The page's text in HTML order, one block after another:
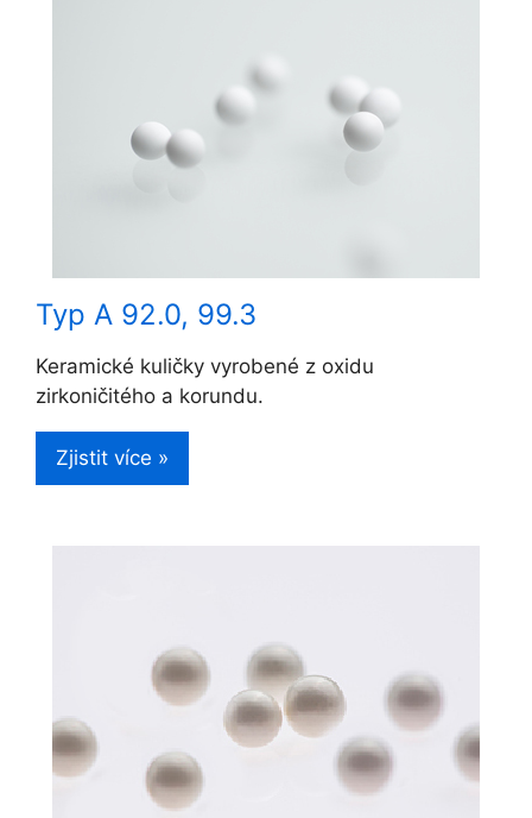
Typ A 92.0, 99.3
Keramické kuličky vyrobené z oxidu
zirkoničitého a korundu.
Zjistit více »